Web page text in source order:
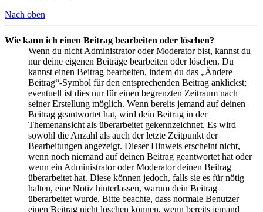
Nach oben
Wie kann ich einen Beitrag bearbeiten oder löschen?
Wenn du nicht Administrator oder Moderator bist, kannst du
nur deine eigenen Beiträge bearbeiten oder löschen. Du
kannst einen Beitrag bearbeiten, indem du das „Ändere
Beitrag“-Symbol für den entsprechenden Beitrag anklickst;
eventuell ist dies nur für einen begrenzten Zeitraum nach
seiner Erstellung möglich. Wenn bereits jemand auf deinen
Beitrag geantwortet hat, wird dein Beitrag in der
Themenansicht als überarbeitet gekennzeichnet. Es wird
sowohl die Anzahl als auch der letzte Zeitpunkt der
Bearbeitungen angezeigt. Dieser Hinweis erscheint nicht,
wenn noch niemand auf deinen Beitrag geantwortet hat oder
wenn ein Administrator oder Moderator deinen Beitrag
überarbeitet hat. Diese können jedoch, falls sie es für nötig
halten, eine Notiz hinterlassen, warum dein Beitrag
überarbeitet wurde. Bitte beachte, dass normale Benutzer
einen Beitrag nicht löschen können, wenn bereits jemand